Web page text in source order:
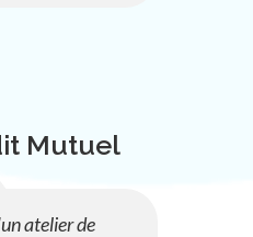
atelier de
Mutuel